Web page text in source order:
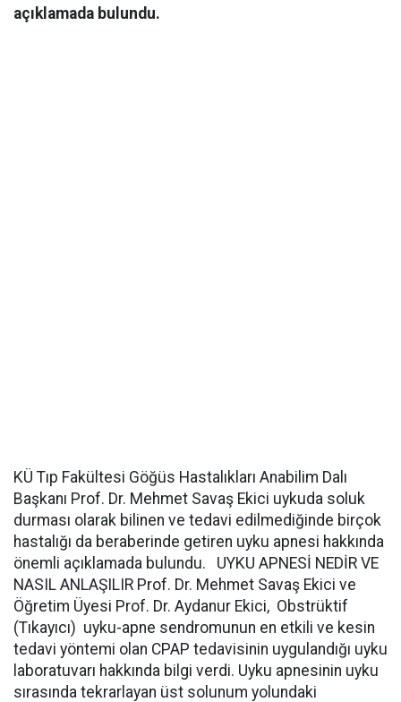
açıklamada bulundu.
KÜ Tıp Fakültesi Göğüs Hastalıkları Anabilim Dalı
Başkanı Prof. Dr. Mehmet Savaş Ekici uykuda soluk
durması olarak bilinen ve tedavi edilmediğinde birçok
hastalığı da beraberinde getiren uyku apnesi hakkında
önemli açıklamada bulundu. UYKU APNESİ NEDİR VE
NASIL ANLAŞILIR Prof. Dr. Mehmet Savaş Ekici ve
Öğretim Üyesi Prof. Dr. Aydanur Ekici, Obstrüktif
(Tıkayıcı) uyku-apne sendromunun en etkili ve kesin
tedavi yöntemi olan CPAP tedavisinin uygulandığı uyku
laboratuvarı hakkında bilgi verdi. Uyku apnesinin uyku
sırasında tekrarlayan üst solunum yolundaki